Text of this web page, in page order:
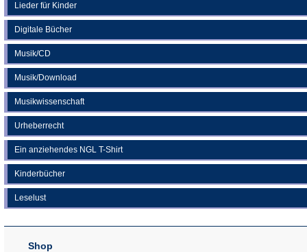
Lieder für Kinder
Digitale Bücher
Musik/CD
Musik/Download
Musikwissenschaft
Urheberrecht
Ein anziehendes NGL T-Shirt
Kinderbücher
Leselust
Shop